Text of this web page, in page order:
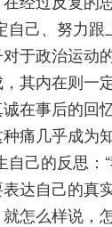
自己、努力跟
于政治运动
其内在则一
在事后的回
痛几乎成为
自己的反思：
达自己的真
怎么样说，